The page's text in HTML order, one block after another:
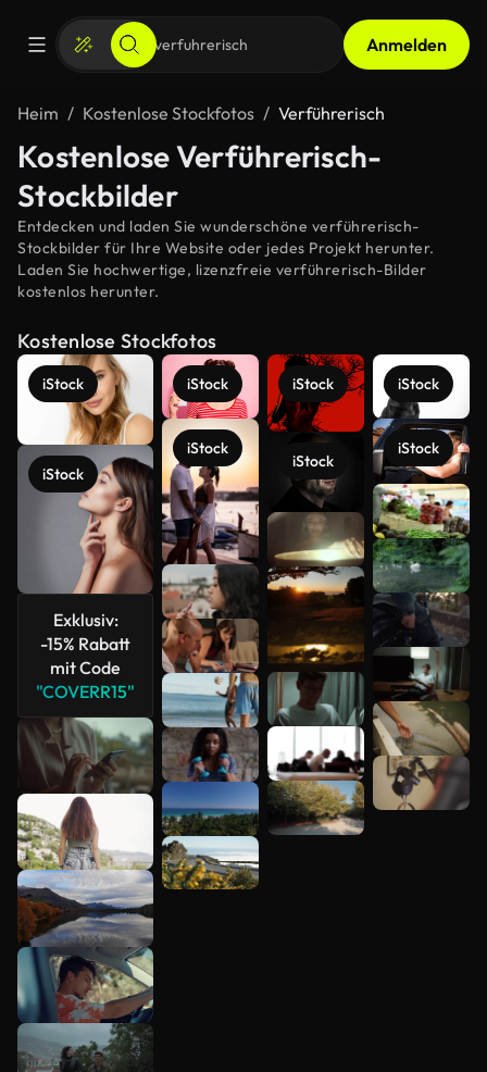
Anmelden
Heim Kostenlose Stockfotos Verführerisch
Kostenlose Verführerisch-
Stockbilder
Entdecken und laden Sie wunderschöne verführerisch-
Stockbilder für Ihre Website oder jedes Projekt herunter.
Laden Sie hochwertige, lizenzfreie verführerisch-Bilder
kostenlos herunter.
Kostenlose Stockfotos
iStock
iStock
Exklusiv:
-15% Rabatt
mit Code
"COVERR15"
iStock
iStock
iStock
iStock
iStock
iStock
Mehr
anzeigen